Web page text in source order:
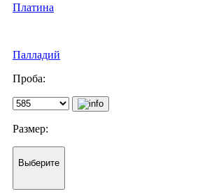
Платина
Палладий
Проба:
Размер:
Выберите